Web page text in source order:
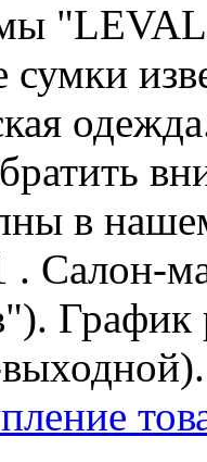
сумки
в
.